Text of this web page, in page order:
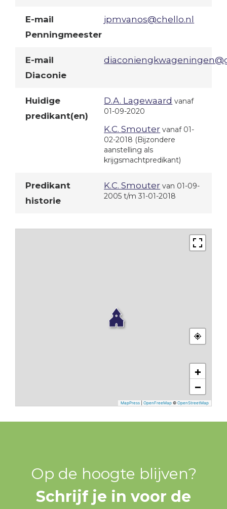
E-mail
Penningmeester
jpmvanos@chello.nl
E-mail
Diaconie
Huidige
predikant(en)
D.A. Lagewaard vanaf
01-09-2020
K.C. Smouter vanaf 01-
02-2018 (Bijzondere
aanstelling als
krijgsmachtpredikant)
Predikant
historie
K.C. Smouter van 01-09-
2005 t/m 31-01-2018
+
−
MapPress OpenFreeMap© OpenStreetMap
Op de hoogte blijven?
Schrijf je in voor de